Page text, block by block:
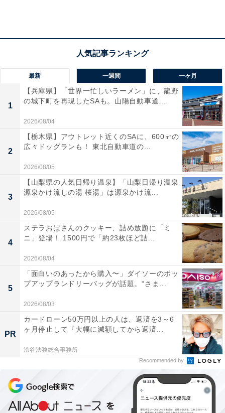
最新 一週間 一ヶ月
1
【兵庫県】「世界一忙しいラーメン」に、龍野
の城下町を再現したSAも。山陽自動車道...
2026/08/04
2
【栃木県】アウトレット近くのSAに、600㎡の
広々ドッグランも！ 東北自動車道の...
2026/08/05
3
【山梨県の人気日帰り温泉】「山梨日帰り温泉
源泉かけ流しの湯 桜湯」は源泉かけ流...
2026/08/05
4
ステラおばさんのクッキー、詰め放題に「ミ
ニ」登場！ 1500円で「約23枚ほど詰...
2026/08/04
5
「面白いのあったから購入〜」ダイソーのポッ
プアップランドリーバッグが話題。“さま...
2026/08/03
PR
カードローン50万円以上の人は、返済を3～6
ヶ月停止して『大幅に減額してから返済...
渋谷法務総合事務所
Recommended by